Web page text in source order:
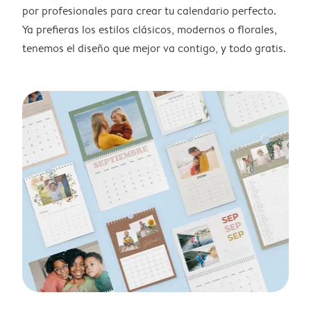
por profesionales para crear tu calendario perfecto.
Ya prefieras los estilos clásicos, modernos o florales,
tenemos el diseño que mejor va contigo, y todo gratis.